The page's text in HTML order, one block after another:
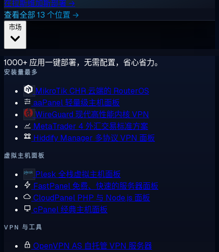
在拉斯维加斯部署 →
查看全部 13 个位置 →
1000+ 应用一键部署，无需配置，省心省力。
安装量最多
MikroTik CHR 云端的 RouterOS
aaPanel轻量级主机面板
WireGuard 现代高性能内核 VPN
MetaTrader 4 外汇交易标准方案
Hiddify Manager 多协议 VPN 面板
虚拟主机面板
Plesk 全栈虚拟主机面板
FastPanel 免费、快速的服务器面板
CloudPanel PHP 与 Node.js 面板
cPanel经典主机面板
VPN 与工具
OpenVPN AS 自托管 VPN 服务器